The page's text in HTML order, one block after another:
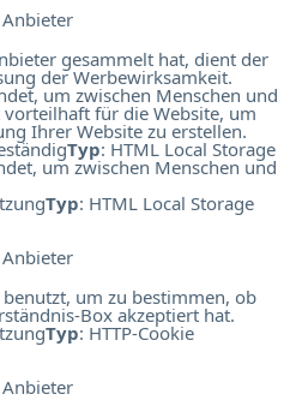
gesammelt hat, dient der
der Werbewirksamkeit.
um zwischen Menschen und
für die Website, um
Ihrer Website zu erstellen.
Typ: HTML Local Storage
um zwischen Menschen und
Typ: HTML Local Storage
um zu bestimmen, ob
Box akzeptiert hat.
Typ: HTTP-Cookie